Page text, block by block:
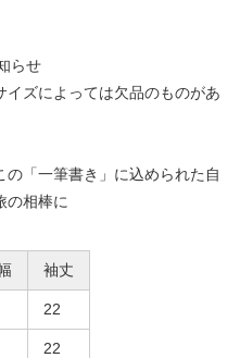
らせ
ズによっては欠品のものがあ
「一筆書き」に込められた自
の相棒に
袖丈
22
22